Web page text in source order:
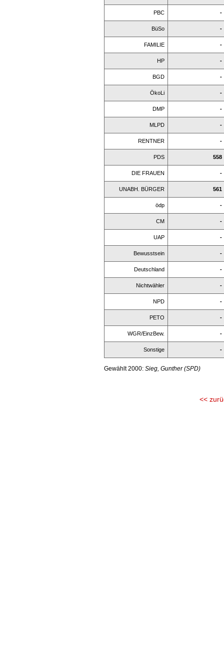
PBC -
BüSo -
FAMILIE -
HP -
BGD -
ÖkoLi -
DMP -
MLPD -
RENTNER -
PDS 558
DIE FRAUEN -
UNABH. BÜRGER 561
ödp -
CM -
UAP -
Bewusstsein -
Deutschland -
Nichtwähler -
NPD -
PETO -
WGR/EinzBew. -
Sonstige -
Gewählt 2000:Sieg, Gunther (SPD)
<<